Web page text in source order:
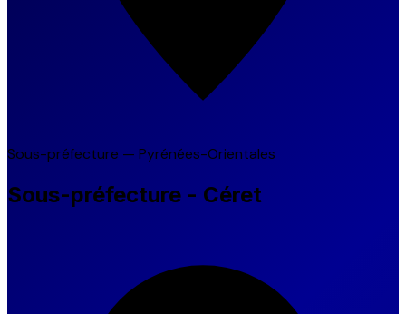
Sous-préfecture — Pyrénées-Orientales
Sous-préfecture - Céret